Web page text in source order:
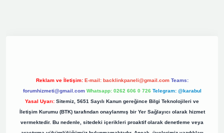
Reklam ve İletişim: E-mail: backlinkpaneli@gmail.com Teams:
forumhizmeti@gmail.com Whatsapp: 0262 606 0 726 Telegram: @karabul
Yasal Uyarı: Sitemiz, 5651 Sayılı Kanun gereğince Bilgi Teknolojileri ve
İletişim Kurumu (BTK) tarafından onaylanmış bir Yer Sağlayıcı olarak hizmet
vermektedir. Bu nedenle, sitedeki içerikleri proaktif olarak denetleme veya